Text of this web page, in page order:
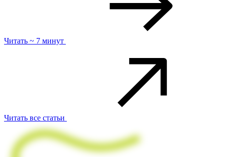
Читать ~ 7 минут
Читать все статьи